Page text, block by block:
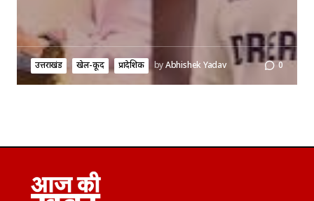
उत्तराखंड खेल-कूद प्रादेशिक byAbhishek Yadav 0